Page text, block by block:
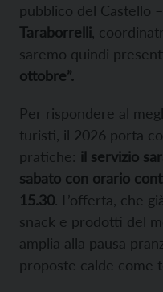
pubblico del Castello
Taraborrelli ,
saremo quindi
ottobre”.
Per rispondere al
turisti, il 2026 porta
pratiche: il servizio
sabato con orario
15.30. L’offerta, che
snack e prodotti del
amplia alla pausa
proposte calde come